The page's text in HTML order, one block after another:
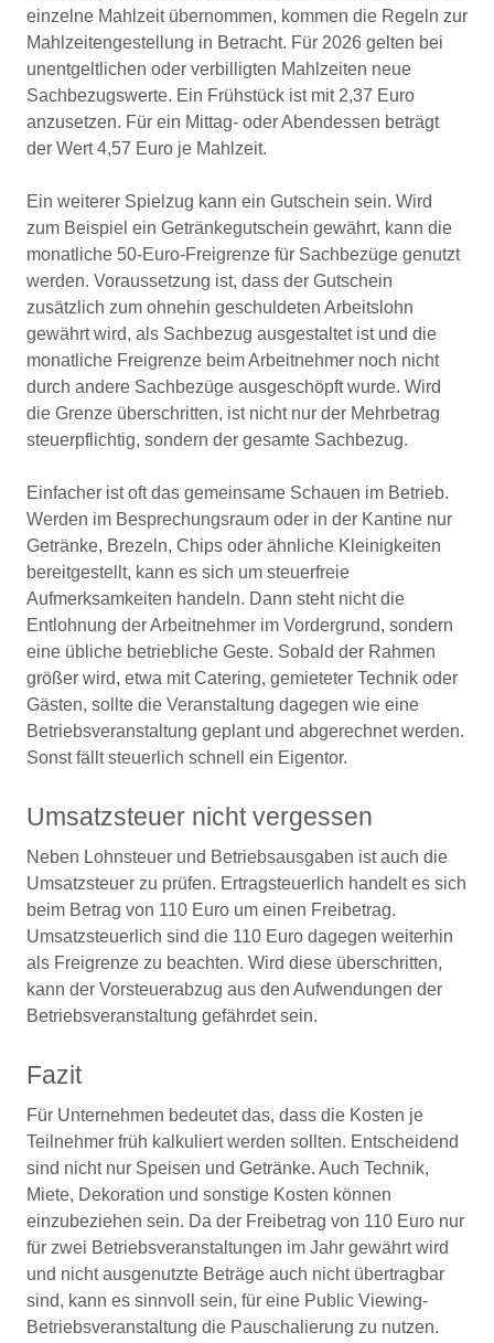
einzelne Mahlzeit übernommen, kommen die Regeln zur
Mahlzeitengestellung in Betracht. Für 2026 gelten bei
unentgeltlichen oder verbilligten Mahlzeiten neue
Sachbezugswerte. Ein Frühstück ist mit 2,37 Euro
anzusetzen. Für ein Mittag- oder Abendessen beträgt
der Wert 4,57 Euro je Mahlzeit.
Ein weiterer Spielzug kann ein Gutschein sein. Wird
zum Beispiel ein Getränkegutschein gewährt, kann die
monatliche 50-Euro-Freigrenze für Sachbezüge genutzt
werden. Voraussetzung ist, dass der Gutschein
zusätzlich zum ohnehin geschuldeten Arbeitslohn
gewährt wird, als Sachbezug ausgestaltet ist und die
monatliche Freigrenze beim Arbeitnehmer noch nicht
durch andere Sachbezüge ausgeschöpft wurde. Wird
die Grenze überschritten, ist nicht nur der Mehrbetrag
steuerpflichtig, sondern der gesamte Sachbezug.
Einfacher ist oft das gemeinsame Schauen im Betrieb.
Werden im Besprechungsraum oder in der Kantine nur
Getränke, Brezeln, Chips oder ähnliche Kleinigkeiten
bereitgestellt, kann es sich um steuerfreie
Aufmerksamkeiten handeln. Dann steht nicht die
Entlohnung der Arbeitnehmer im Vordergrund, sondern
eine übliche betriebliche Geste. Sobald der Rahmen
größer wird, etwa mit Catering, gemieteter Technik oder
Gästen, sollte die Veranstaltung dagegen wie eine
Betriebsveranstaltung geplant und abgerechnet werden.
Sonst fällt steuerlich schnell ein Eigentor.
Umsatzsteuer nicht vergessen
Neben Lohnsteuer und Betriebsausgaben ist auch die
Umsatzsteuer zu prüfen. Ertragsteuerlich handelt es sich
beim Betrag von 110 Euro um einen Freibetrag.
Umsatzsteuerlich sind die 110 Euro dagegen weiterhin
als Freigrenze zu beachten. Wird diese überschritten,
kann der Vorsteuerabzug aus den Aufwendungen der
Betriebsveranstaltung gefährdet sein.
Fazit
Für Unternehmen bedeutet das, dass die Kosten je
Teilnehmer früh kalkuliert werden sollten. Entscheidend
sind nicht nur Speisen und Getränke. Auch Technik,
Miete, Dekoration und sonstige Kosten können
einzubeziehen sein. Da der Freibetrag von 110 Euro nur
für zwei Betriebsveranstaltungen im Jahr gewährt wird
und nicht ausgenutzte Beträge auch nicht übertragbar
sind, kann es sinnvoll sein, für eine Public Viewing-
Betriebsveranstaltung die Pauschalierung zu nutzen.